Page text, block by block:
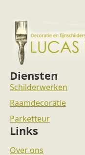
Diensten
Schilderwerken
Raamdecoratie
Parketteur
Links
Over ons